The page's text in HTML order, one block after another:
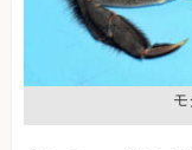
モ